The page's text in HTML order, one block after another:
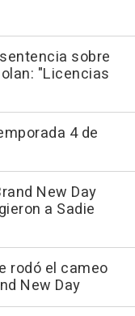
sobre
"Licencias
4 de
New Day
a Sadie
rodó el cameo
New Day